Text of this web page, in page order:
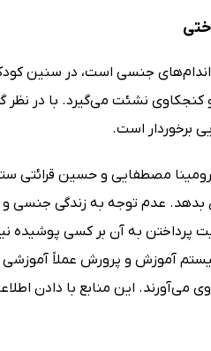
اندام‌های جنسی است، در سنین
کنجکاوی نشئت می‌گیرد. با در نظر
برخوردار است.
مصطفایی و حسین قرائتی
عدم توجه به زندگی جنسی و
پرداختن به آن بر کسی پوشیده
آموزش و پرورش عملاً آموزشی
می‌آورند. این منابع با دادن